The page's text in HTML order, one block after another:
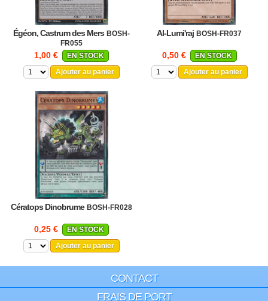
Égéon, Castrum des Mers BOSH-
FR055
1,00 €
EN STOCK
Ajouter au panier
Al-Lumi'raj BOSH-FR037
0,50 €
EN STOCK
Ajouter au panier
Cératops Dinobrume BOSH-FR028
0,25 €
EN STOCK
Ajouter au panier
CONTACT
FRAIS DE PORT